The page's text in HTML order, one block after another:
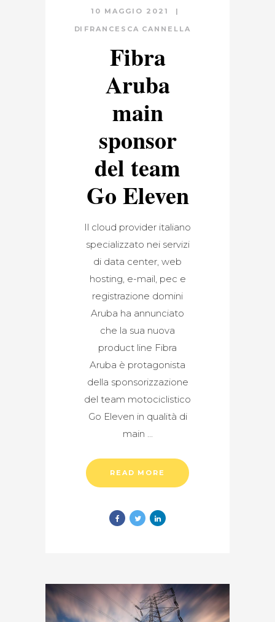
10 MAGGIO 2021
DI FRANCESCA CANNELLA
Fibra
Aruba
main
sponsor
del team
Go Eleven
Il cloud provider italiano
specializzato nei servizi
di data center, web
hosting, e-mail, pec e
registrazione domini
Aruba ha annunciato
che la sua nuova
product line Fibra
Aruba è protagonista
della sponsorizzazione
del team motociclistico
Go Eleven in qualità di
main
READ MORE